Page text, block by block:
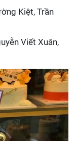
Kiệt, Trần
Viết Xuân,